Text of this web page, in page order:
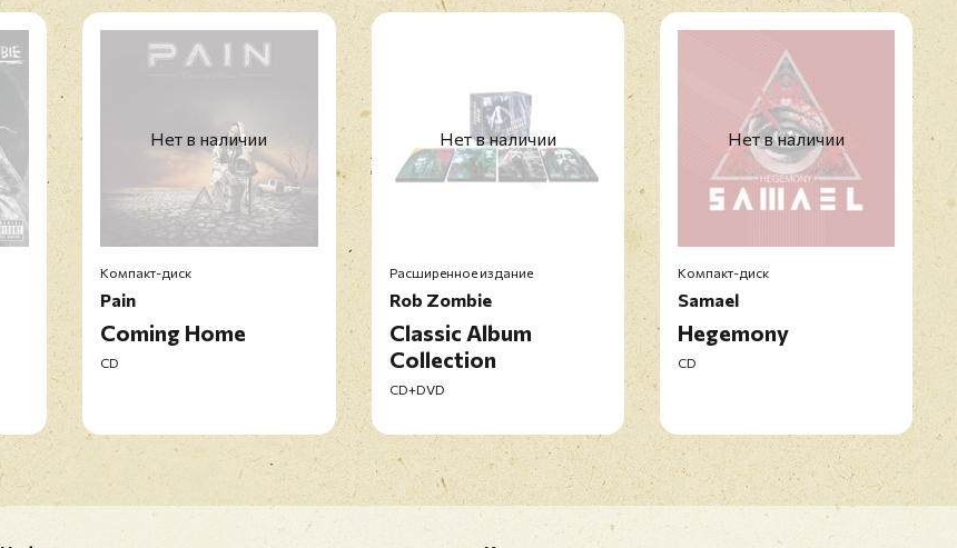
Нет в наличии
Компакт-диск
Pain
Coming Home
CD
Нет в наличии
Расширенное издание
Rob Zombie
Classic Album
Collection
CD+DVD
Нет в наличии
Компакт-диск
Samael
Hegemony
CD